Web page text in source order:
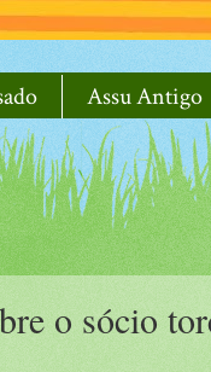
Assu Antigo
o sócio